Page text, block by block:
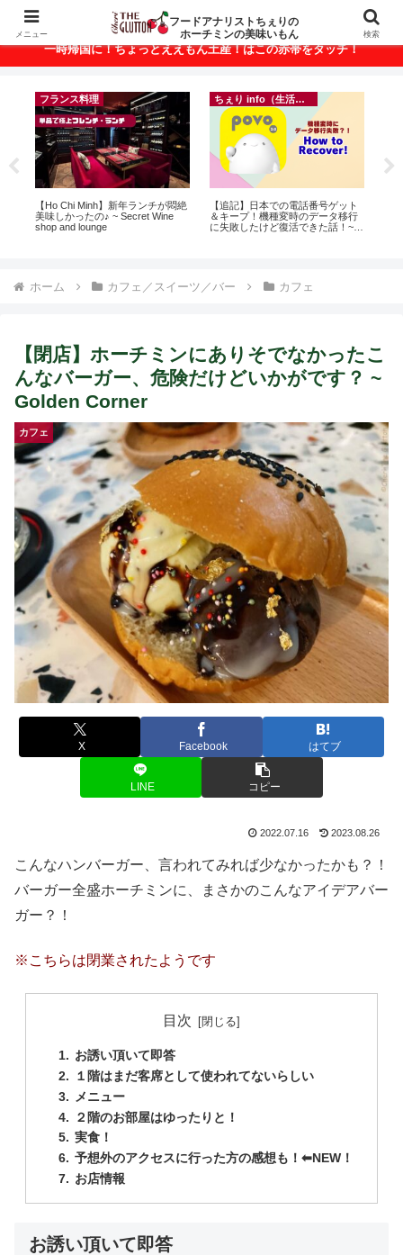
ベトナム・ホーチミンの美味いもんが満載！
一時帰国に！ちょっとええもん土産！はこの赤帯をタッチ！
イベント等
inago会は100人突破！実績記録が
結構溜まってきたのでご報告＆引
き続きお仲間募集中♪
ちぇり info（生活情報）
自分だけじゃない・家族が何かに
悩んでいたら？オンラインカウン
セリングという選択肢
ホーム カフェ／スイーツ／バー カフェ
【閉店】ホーチミンにありそでなかったこ
んなバーガー、危険だけどいかがです？ ~
Golden Corner
カフェ
X Facebook はてブ
LINE コピー
2022.07.16 2023.08.26
こんなハンバーガー、言われてみれば少なかったかも？！
バーガー全盛ホーチミンに、まさかのこんなアイデアバー
ガー？！
※こちらは閉業されたようです
目次
お誘い頂いて即答
１階はまだ客席として使われてないらしい
メニュー
２階のお部屋はゆったりと！
実食！
予想外のアクセスに行った方の感想も！⬅︎NEW！
お店情報
お誘い頂いて即答
メニュー
フードアナリストちぇりの
ホーチミンの美味いもん
検索